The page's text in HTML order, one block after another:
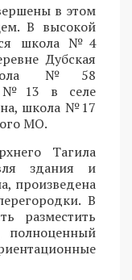
в этом
В высокой
школа №4
Дубская
№58
№13 в селе
школа №17
МО.
Тагила
здания и
произведена
В
разместить